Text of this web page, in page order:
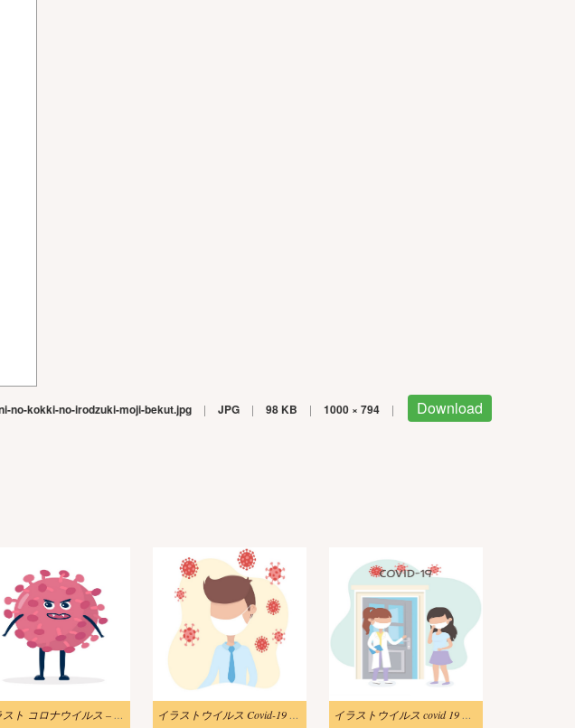
no-kokki-no-irodzuki-moji-bekut.jpg | JPG | 98 KB | 1000 × 794 | Download
イラスト コロナウイルス – COVID-19 細菌のベクトルのアイコン。怒っているウイルスの漫画のキャラクター 2019-nCoV の標識。 イラストウイルス Covid-19 検疫、保護マスクを持つ病人コロナウイルスのシンボル イラストウイルス covid 19 検疫、女性医師とマスクをした女性